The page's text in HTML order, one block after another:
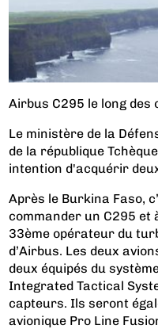
Airbus C295 le long
Le ministère de la
de la république
intention d'acquérir
Après le Burkina Faso,
commander un C295 et
33ème opérateur du
d’Airbus. Les deux
deux équipés du
Integrated Tactical
capteurs. Ils seront
avionique Pro Line